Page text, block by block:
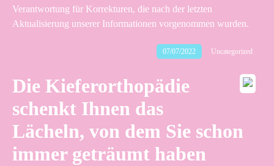
Verantwortung für Korrekturen, die nach der letzten
Aktualisierung unserer Informationen vorgenommen wurden.
07/07/2022 Uncategorized
Die Kieferorthopädie
schenkt Ihnen das
Lächeln, von dem Sie schon
immer geträumt haben